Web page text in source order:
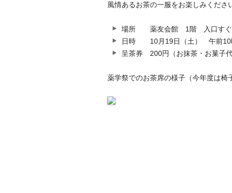
風情あるお茶の一服をお楽しみくださ
場所 薬友会館 1階 入口すぐ
日時 10月19日（土） 午前10
呈茶券 200円（お抹茶・お菓子
薬学祭でのお茶席の様子（今年度は椅